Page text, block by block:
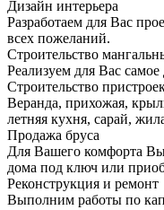
Дизайн интерьера
Разработаем для Вас
всех пожеланий.
Строительство
Реализуем для Вас
Строительство
Веранда, прихожая,
летняя кухня, сарай,
Продажа бруса
Для Вашего комфорта Вы
дома под ключ или
Реконструкция и ремонт
Выполним работы по